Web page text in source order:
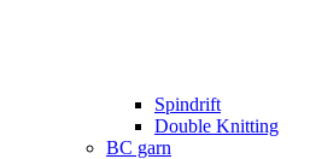
Spindrift
Double Knitting
BC garn